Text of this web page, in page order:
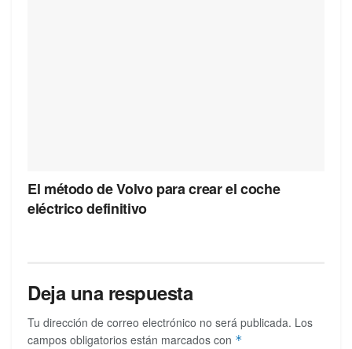
El método de Volvo para crear el coche
eléctrico definitivo
Deja una respuesta
Tu dirección de correo electrónico no será publicada. Los
campos obligatorios están marcados con *